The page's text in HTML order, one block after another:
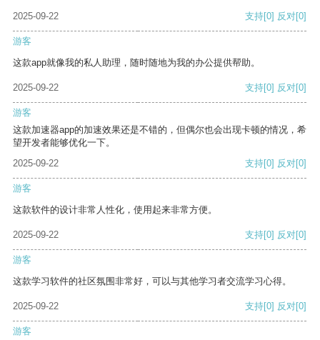
2025-09-22 支持[0] 反对[0]
游客
这款app就像我的私人助理，随时随地为我的办公提供帮助。
2025-09-22 支持[0] 反对[0]
游客
这款加速器app的加速效果还是不错的，但偶尔也会出现卡顿的情况，希
望开发者能够优化一下。
2025-09-22
支持[0] 反对[0]
游客
这款软件的设计非常人性化，使用起来非常方便。
2025-09-22 支持[0] 反对[0]
游客
这款学习软件的社区氛围非常好，可以与其他学习者交流学习心得。
2025-09-22 支持[0] 反对[0]
游客